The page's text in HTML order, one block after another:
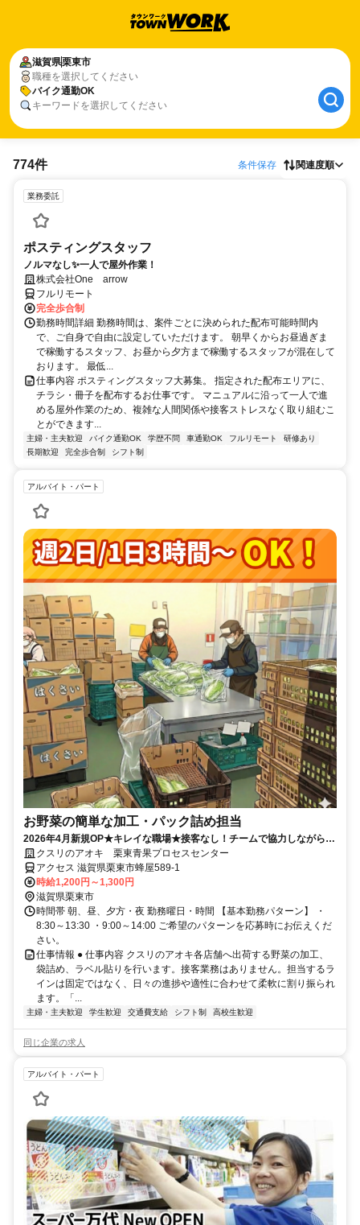
滋賀県栗東市
職種を選択してください
バイク通勤OK
キーワードを選択してください
774件 条件保存 関連度順
業務委託
ポスティングスタッフ
ノルマなし✨一人で屋外作業！
株式会社One arrow
フルリモート
完全歩合制
勤務時間詳細 勤務時間は、案件ごとに決められた配布可能時間内
で、ご自身で自由に設定していただけます。 朝早くからお昼過ぎま
で稼働するスタッフ、お昼から夕方まで稼働するスタッフが混在して
おります。 最低...
仕事内容 ポスティングスタッフ大募集。 指定された配布エリアに、
チラシ・冊子を配布するお仕事です。 マニュアルに沿って一人で進
める屋外作業のため、複雑な人間関係や接客ストレスなく取り組むこ
とができます...
主婦・主夫歓迎 バイク通勤OK 学歴不問 車通勤OK フルリモート
研修あり
長期歓迎
完全歩合制 シフト制
アルバイト・パート
お野菜の簡単な加工・パック詰め担当
2026年4月新規OP★キレイな職場★接客なし！チームで協力しながら進
めるため、未経験でも安心♪
クスリのアオキ 栗東青果プロセスセンター
アクセス 滋賀県栗東市蜂屋589-1
時給1,200円～1,300円
滋賀県栗東市
時間帯 朝、昼、夕方・夜 勤務曜日・時間 【基本勤務パターン】 ・
8:30～13:30 ・9:00～14:00 ご希望のパターンを応募時にお伝えくだ
さい。
仕事情報 ● 仕事内容 クスリのアオキ各店舗へ出荷する野菜の加工、
袋詰め、ラベル貼りを行います。接客業務はありません。担当するラ
インは固定ではなく、日々の進捗や適性に合わせて柔軟に割り振られ
ます。「...
主婦・主夫歓迎 学生歓迎 交通費支給 シフト制 高校生歓迎
同じ企業の求人
アルバイト・パート